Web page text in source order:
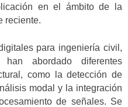
en el ámbito de la
reciente.
para ingeniería civil,
han abordado diferentes
como la detección de
modal y la integración
de señales. Se